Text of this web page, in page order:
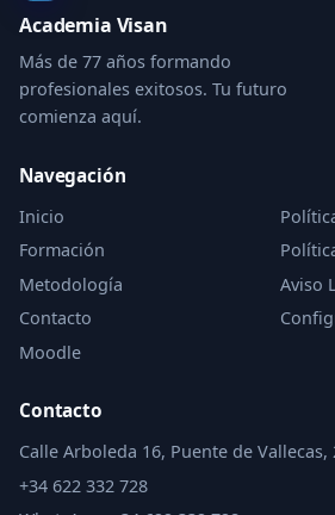
Academia Visan
Más de 77 años formando
profesionales exitosos. Tu futuro
comienza aquí.
Navegación
Inicio
Formación
Metodología
Contacto
Moodle
Aviso
Contacto
Calle Arboleda 16, Puente de
+34 622 332 728